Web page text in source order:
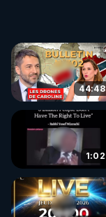
44:48
1:02